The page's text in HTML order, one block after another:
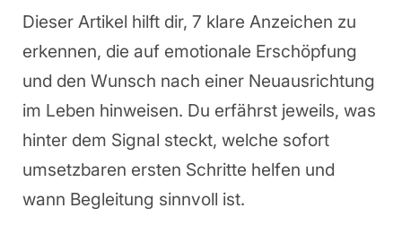
Dieser Artikel hilft dir, 7 klare Anzeichen zu
erkennen, die auf emotionale Erschöpfung
und den Wunsch nach einer Neuausrichtung
im Leben hinweisen. Du erfährst jeweils, was
hinter dem Signal steckt, welche sofort
umsetzbaren ersten Schritte helfen und
wann Begleitung sinnvoll ist.